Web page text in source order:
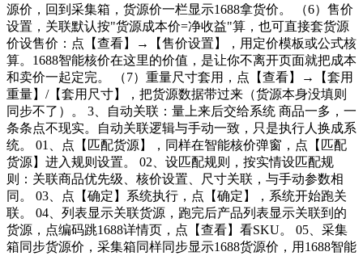
源价，回到采集箱，货源价一栏显示1688拿货价。 （6）售价
设置，关联默认按"货源成本价=净收益"算，也可直接套货源
价设售价：点【查看】→【售价设置】，用定价模板或公式核
算。1688智能核价在这里的价值，是让你不离开页面就把成本
和卖价一起定完。 （7）重量尺寸套用，点【查看】→【套用
重量】/【套用尺寸】，把货源数据带过来（货源本身没填则
同步不了）。 3、自动关联：量上来后交给系统 商品一多，一
条条点不现实。自动关联逻辑与手动一致，只是执行人换成系
统。 01、点【匹配货源】，同样在智能核价弹窗，点【匹配
货源】进入规则设置。 02、设匹配规则，按实情设匹配规
则：关联商品优先级、核价设置、尺寸关联，与手动参数相
同。 03、点【确定】系统执行，点【确定】，系统开始跑关
联。 04、列表显示关联货源，跑完后产品列表显示关联到的
货源，点编码跳1688详情页，点【查看】看SKU。 05、采集
箱同步货源价，采集箱同样同步显示1688货源价，用1688智能